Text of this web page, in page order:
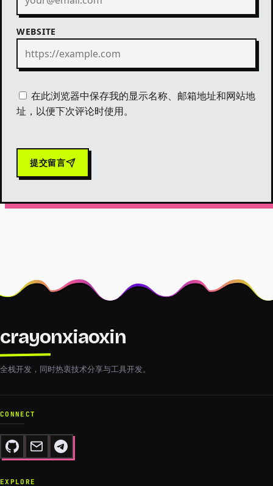
WEBSITE
在此浏览器中保存我的显示名称、邮箱地址和网站地
址，以便下次评论时使用。
提交留言
crayonxiaoxin
全栈开发，同时热衷技术分享与工具开发。
EXPLORE
CONNECT